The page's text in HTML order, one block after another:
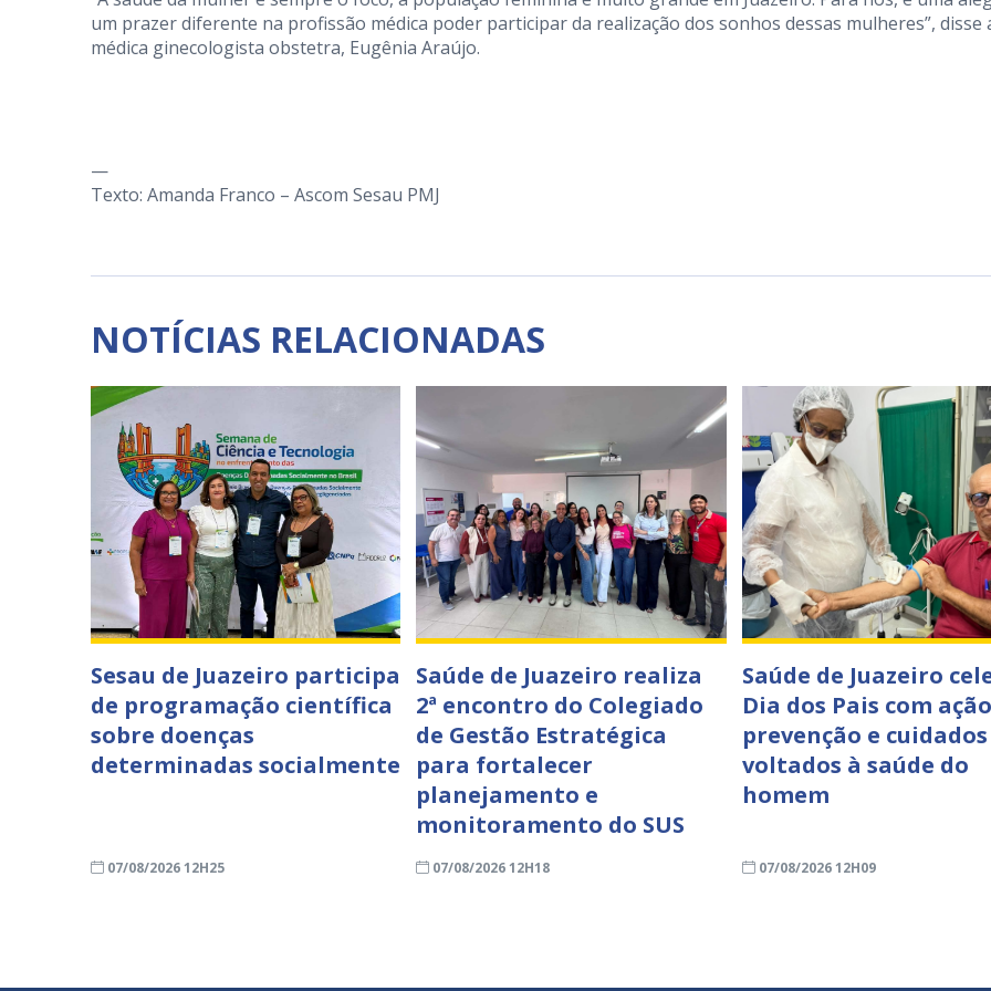
um prazer diferente na profissão médica poder participar da realização dos sonhos dessas mulheres”, disse
médica ginecologista obstetra, Eugênia Araújo.
—
Texto: Amanda Franco – Ascom Sesau PMJ
NOTÍCIAS RELACIONADAS
Sesau de Juazeiro participa
de programação científica
sobre doenças
determinadas socialmente
07/08/2026 12H25
Saúde de Juazeiro realiza
2ª encontro do Colegiado
de Gestão Estratégica
para fortalecer
planejamento e
monitoramento do SUS
07/08/2026 12H18
Saúde de Juazeiro
Dia dos Pais com
prevenção e cuidados
voltados à saúde do
homem
07/08/2026 12H09